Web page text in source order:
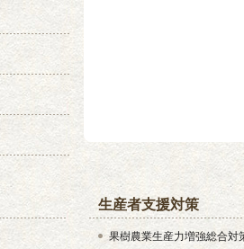
生産者支援対策
果樹農業生産力増強総合対